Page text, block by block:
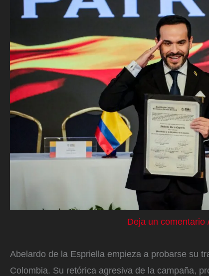
Deja un comentario
Abelardo de la Espriella empieza a probarse su
Colombia. Su retórica agresiva de la campaña,